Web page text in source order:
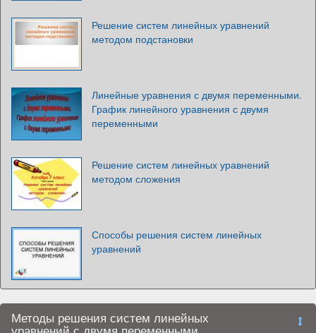
Решение систем линейных уравнений
методом подстановки
Линейные уравнения с двумя переменными.
График линейного уравнения с двумя
переменными
Решение систем линейных уравнений
методом сложения
Способы решения систем линейных
уравнений
Методы решения систем линейных